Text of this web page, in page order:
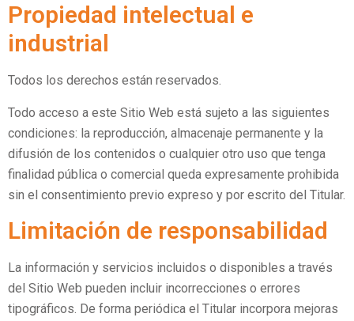
Propiedad intelectual e
industrial
Todos los derechos están reservados.
Todo acceso a este Sitio Web está sujeto a las siguientes
condiciones: la reproducción, almacenaje permanente y la
difusión de los contenidos o cualquier otro uso que tenga
finalidad pública o comercial queda expresamente prohibida
sin el consentimiento previo expreso y por escrito del Titular.
Limitación de responsabilidad
La información y servicios incluidos o disponibles a través
del Sitio Web pueden incluir incorrecciones o errores
tipográficos. De forma periódica el Titular incorpora mejoras